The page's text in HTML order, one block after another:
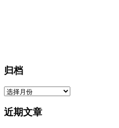
归档
归
近期文章